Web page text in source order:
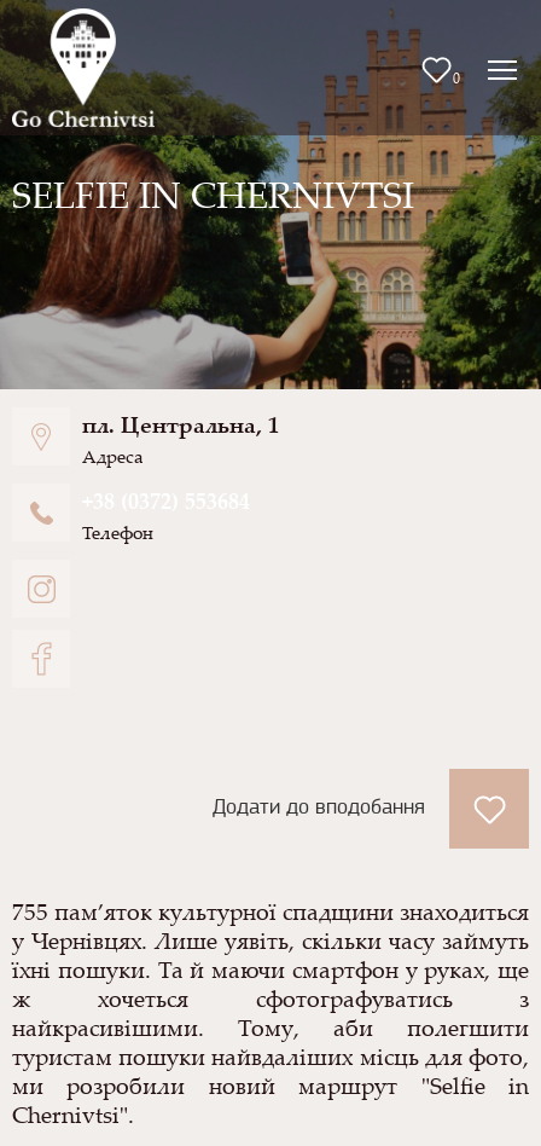
0
SELFIE IN CHERNIVTSI
Адреса
пл. Центральна, 1
Телефон
Додати до вподобання
755 пам’яток культурної спадщини знаходиться
у Чернівцях. Лише уявіть, скільки часу займуть
їхні пошуки. Та й маючи смартфон у руках, ще
ж хочеться сфотографуватись з
найкрасивішими. Тому, аби полегшити
туристам пошуки найвдаліших місць для фото,
ми розробили новий маршрут "Selfie in
Chernivtsi".